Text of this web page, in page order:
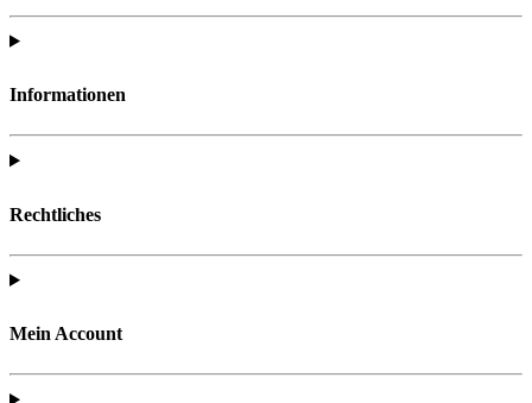
Informationen
Rechtliches
Mein Account